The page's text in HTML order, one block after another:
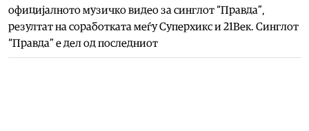
официјалното музичко видео за синглот “Правда”,
резултат на соработката меѓу Суперхикс и 21Век. Синглот
“Правда” е дел од последниот